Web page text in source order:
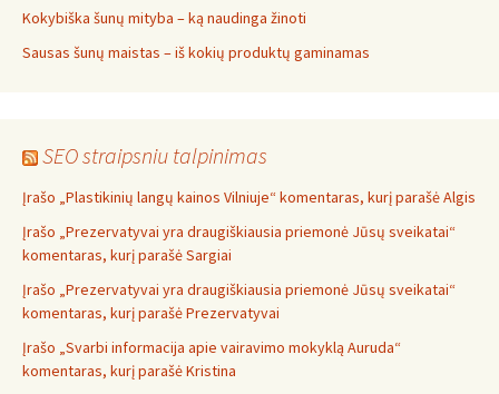
Kokybiška šunų mityba – ką naudinga žinoti
Sausas šunų maistas – iš kokių produktų gaminamas
SEO straipsniu talpinimas
Įrašo „Plastikinių langų kainos Vilniuje“ komentaras, kurį parašė Algis
Įrašo „Prezervatyvai yra draugiškiausia priemonė Jūsų sveikatai“
komentaras, kurį parašė Sargiai
Įrašo „Prezervatyvai yra draugiškiausia priemonė Jūsų sveikatai“
komentaras, kurį parašė Prezervatyvai
Įrašo „Svarbi informacija apie vairavimo mokyklą Auruda“
komentaras, kurį parašė Kristina